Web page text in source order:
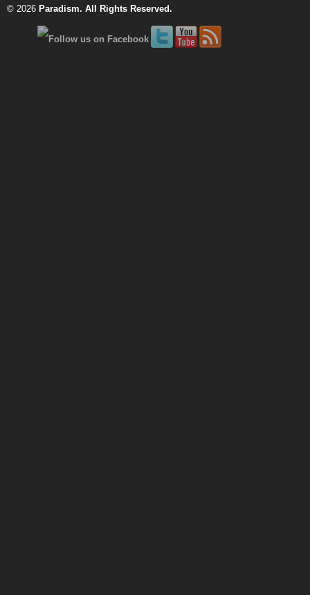
© 2026 Paradism. All Rights Reserved.